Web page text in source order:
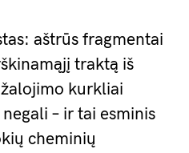
aštrūs fragmentai
traktą iš
kurkliai
– ir tai esminis
cheminių